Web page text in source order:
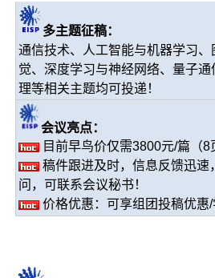
多主题征稿：
通信技术、人工智能与机器学习
觉、深度学习与神经网络、量子
理等相关主题均可投递！
会议亮点：
目前早鸟价仅需3800元/篇（8
稿件跟进及时，信息反馈迅速
问，可联系会议秘书！
价格优惠：可享组团投稿优惠